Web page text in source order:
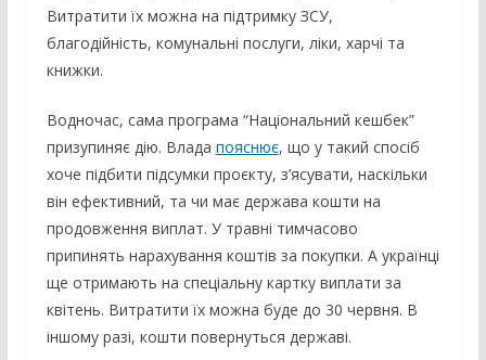
Витратити їх можна на підтримку ЗСУ,
благодійність, комунальні послуги, ліки, харчі та
книжки.
Водночас, сама програма “Національний кешбек”
призупиняє дію. Влада пояснює, що у такий спосіб
хоче підбити підсумки проєкту, з’ясувати, наскільки
він ефективний, та чи має держава кошти на
продовження виплат. У травні тимчасово
припинять нарахування коштів за покупки. А українці
ще отримають на спеціальну картку виплати за
квітень. Витратити їх можна буде до 30 червня. В
іншому разі, кошти повернуться державі.